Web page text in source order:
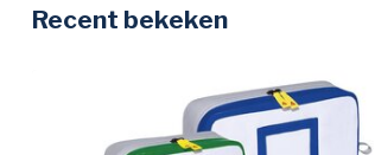
Recent bekeken